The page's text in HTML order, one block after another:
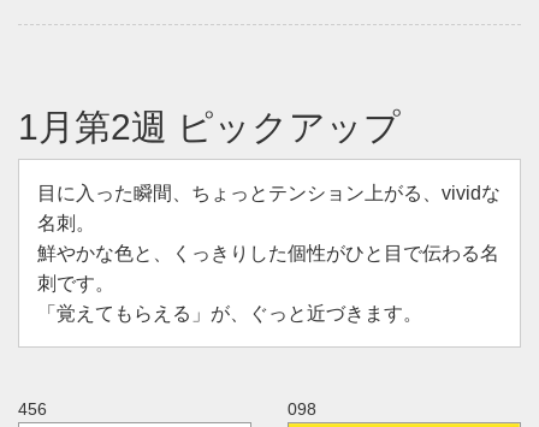
1月第2週 ピックアップ
目に入った瞬間、ちょっとテンション上がる、vividな
名刺。
鮮やかな色と、くっきりした個性がひと目で伝わる名
刺です。
「覚えてもらえる」が、ぐっと近づきます。
456 098